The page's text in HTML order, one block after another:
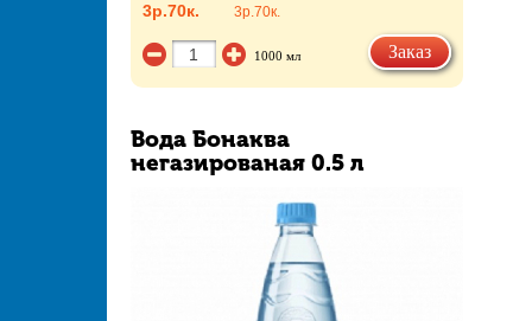
3р.70к. 3р.70к.
1000 мл Заказ
Вода Бонаква
негазированая 0.5 л